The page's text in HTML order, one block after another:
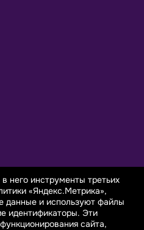
него инструменты третьих
«Яндекс.Метрика»,
данные и используют файлы
идентификаторы. Эти
сайта,